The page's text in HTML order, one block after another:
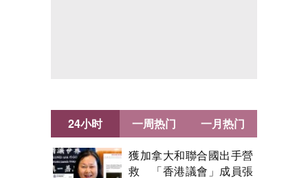
24小时
獲加拿大和聯合國出手營
救 「香港議會」成員張
一周热门 一月热门